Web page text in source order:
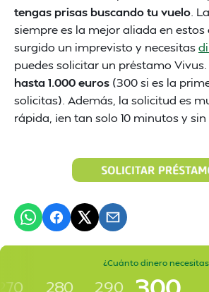
tengas prisas buscando tu vuelo .
siempre es la mejor aliada en estos
surgido un imprevisto y necesitas
puedes solicitar un préstamo
hasta 1.000 euros (300 si es la
solicitas). Además, la solicitud es
rápida, ¡en tan solo 10 minutos y
¿Cuánto dinero
280 290